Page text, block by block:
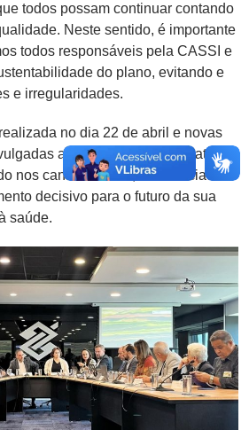
todos possam continuar contando
Neste sentido, é importante
todos responsáveis pela CASSI e
do plano, evitando e
e irregularidades.
no dia 22 de abril e novas
aqui no site e no aplicativo
nos canais oficiais, os associados
decisivo para o futuro da sua
saúde.